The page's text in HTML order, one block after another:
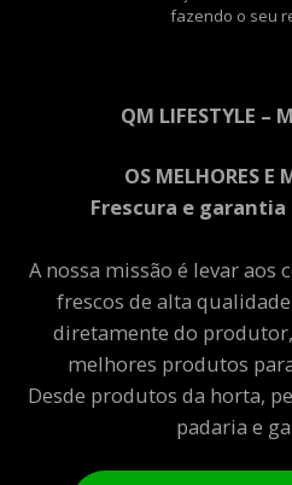
fazendo o seu
QM LIFESTYLE –
OS MELHORES E
Frescura e
A nossa missão é levar
frescos de alta
diretamente do
melhores produtos
Desde produtos da horta,
padaria e